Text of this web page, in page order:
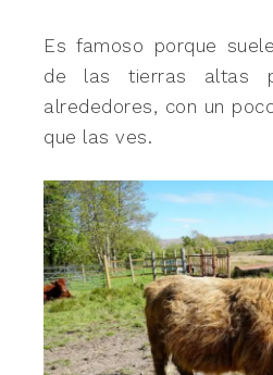
Es famoso porque
de las tierras altas
alrededores, con un
que las ves.